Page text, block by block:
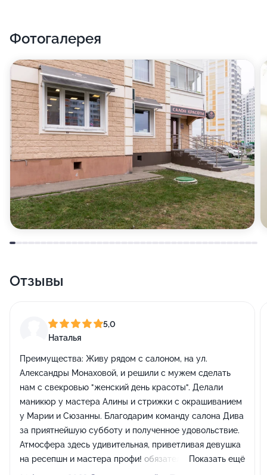
Фотогалерея
Отзывы
5,0
Наталья
Преимущества: Живу рядом с салоном, на ул.
Александры Монаховой, и решили с мужем сделать
нам с свекровью "женский день красоты". Делали
маникюр у мастера Алины и стрижки с окрашиванием
у Марии и Сюзанны. Благодарим команду салона Дива
за приятнейшую субботу и полученное удовольствие.
Атмосфера здесь удивительная, приветливая девушка
на ресепшн и мастера профи! обязательно повторим
Показать ещё